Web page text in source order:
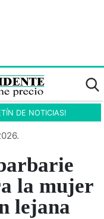
DE NOTICIAS!
la mujer
lejana